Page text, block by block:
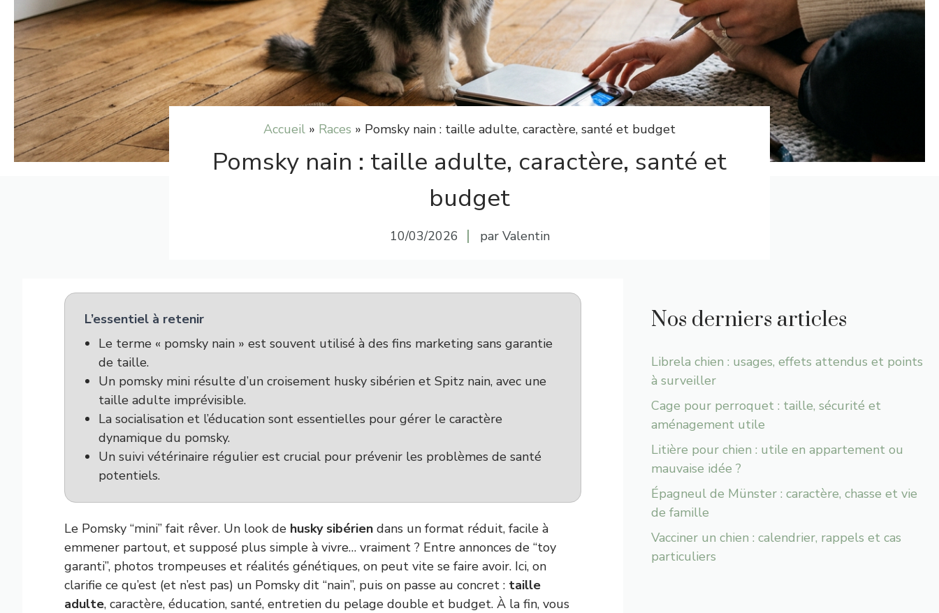
Accueil » Races » Pomsky nain : taille adulte, caractère, santé et budget
Pomsky nain : taille adulte, caractère, santé et
budget
10/03/2026 par Valentin
L’essentiel à retenir
Le terme « pomsky nain » est souvent utilisé à des fins marketing sans garantie
de taille.
Un pomsky mini résulte d’un croisement husky sibérien et Spitz nain, avec une
taille adulte imprévisible.
La socialisation et l’éducation sont essentielles pour gérer le caractère
dynamique du pomsky.
Un suivi vétérinaire régulier est crucial pour prévenir les problèmes de santé
potentiels.
Le Pomsky “mini” fait rêver. Un look de husky sibérien dans un format réduit, facile à
emmener partout, et supposé plus simple à vivre… vraiment ? Entre annonces de “toy
garanti”, photos trompeuses et réalités génétiques, on peut vite se faire avoir. Ici, on
clarifie ce qu’est (et n’est pas) un Pomsky dit “nain”, puis on passe au concret : taille
adulte, caractère, éducation, santé, entretien du pelage double et budget. À la fin, vous
Nos derniers articles
Librela chien : usages, effets attendus et points
à surveiller
Cage pour perroquet : taille, sécurité et
aménagement utile
Litière pour chien : utile en appartement ou
mauvaise idée ?
Épagneul de Münster : caractère, chasse et vie
de famille
Vacciner un chien : calendrier, rappels et cas
particuliers